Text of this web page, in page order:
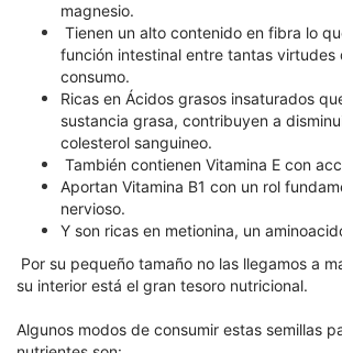
magnesio.
Tienen un alto contenido en fibra lo
función intestinal entre tantas virtudes
consumo.
Ricas en Ácidos grasos insaturados
sustancia grasa, contribuyen a
colesterol sanguineo.
También contienen Vitamina E con
Aportan Vitamina B1 con un rol
nervioso.
Y son ricas en metionina, un
Por su pequeño tamaño no las llegamos a
su interior está el gran tesoro nutricional.
Algunos modos de consumir estas semillas